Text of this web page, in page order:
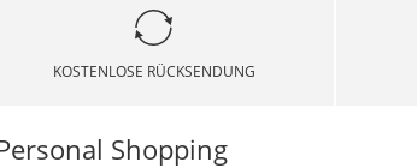
KOSTENLOSE RÜCKSENDUNG
Shopping